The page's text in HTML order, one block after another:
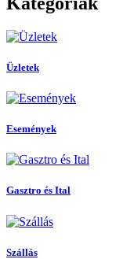
Üzletek
Események
Gasztro és Ital
Szállás